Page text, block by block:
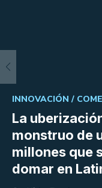
La
monstruo de
millones que
domar en
INNOVACIÓN /